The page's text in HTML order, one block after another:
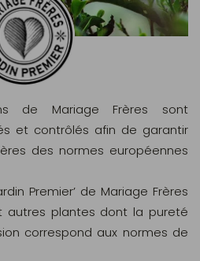
de Mariage Frères sont
et contrôlés afin de garantir
des normes européennes
Premier’ de Mariage Frères
autres plantes dont la pureté
correspond aux normes de